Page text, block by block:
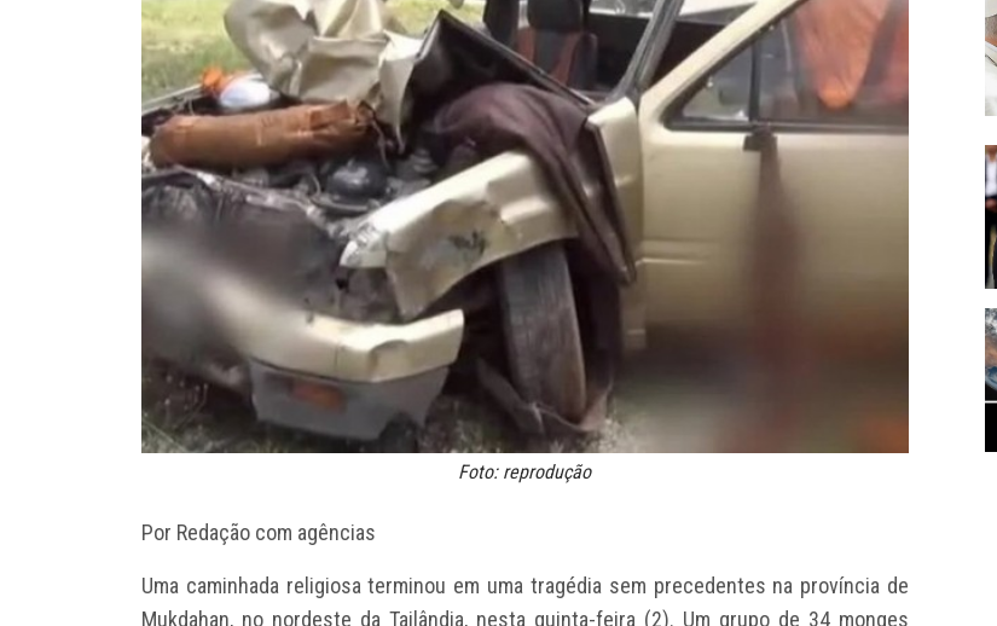
Foto: reprodução
Por Redação com agências
Uma caminhada religiosa terminou em uma tragédia sem precedentes na província de
Mukdahan, no nordeste da Tailândia, nesta quinta-feira (2). Um grupo de 34 monges